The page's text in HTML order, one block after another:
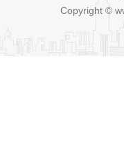
Copyright ©